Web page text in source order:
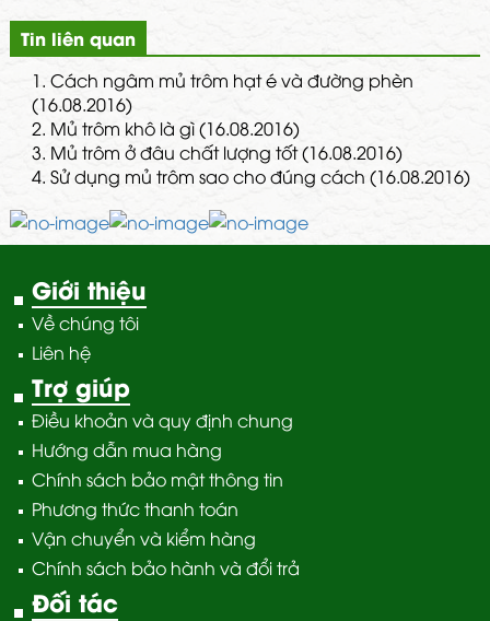
Tin liên quan
1. Cách ngâm mủ trôm hạt é và đường phèn
(16.08.2016)
2. Mủ trôm khô là gì (16.08.2016)
3. Mủ trôm ở đâu chất lượng tốt (16.08.2016)
4. Sử dụng mủ trôm sao cho đúng cách (16.08.2016)
Giới thiệu
Về chúng tôi
Liên hệ
Trợ giúp
Điều khoản và quy định chung
Hướng dẫn mua hàng
Chính sách bảo mật thông tin
Phương thức thanh toán
Vận chuyển và kiểm hàng
Chính sách bảo hành và đổi trả
Đối tác